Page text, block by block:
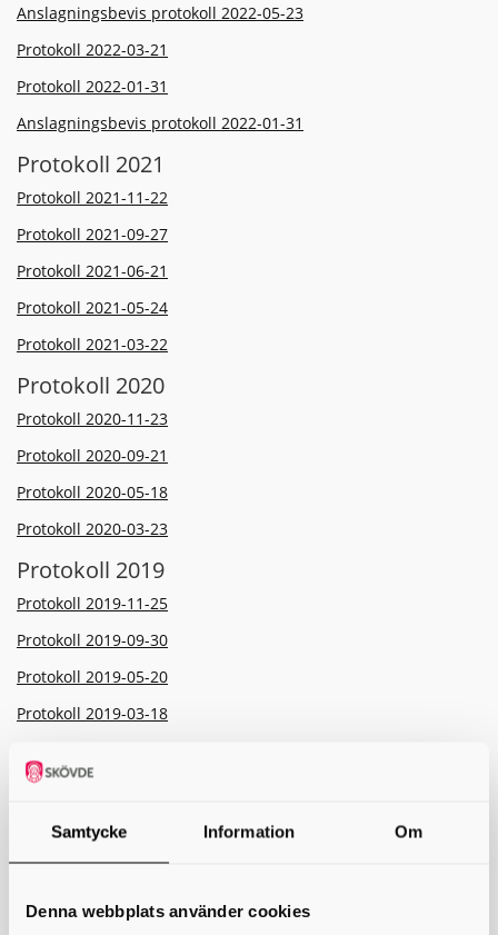
Samtycke Information Om
Denna webbplats använder cookies
Anslagningsbevis protokoll 2022-05-23
Protokoll 2022-03-21
Protokoll 2022-01-31
Anslagningsbevis protokoll 2022-01-31
Protokoll 2021
Protokoll 2021-11-22
Protokoll 2021-09-27
Protokoll 2021-06-21
Protokoll 2021-05-24
Protokoll 2021-03-22
Protokoll 2020
Protokoll 2020-11-23
Protokoll 2020-09-21
Protokoll 2020-05-18
Protokoll 2020-03-23
Protokoll 2019
Protokoll 2019-11-25
Protokoll 2019-09-30
Protokoll 2019-05-20
Protokoll 2019-03-18
Protokoll 2018
Protokoll 2018-11-26
Protokoll 2018-09-24
Protokoll 2018-05-21